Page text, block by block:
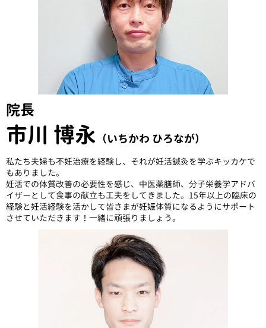
院長
市川 博永 （いちかわ ひろなが）
私たち夫婦も不妊治療を経験し、それが妊活鍼灸を学ぶキッカケで
もありました。
妊活での体質改善の必要性を感じ、中医薬膳師、分子栄養学アドバ
イザーとして食事の献立も工夫をしてきました。15年以上の臨床の
経験と妊活経験を活かして皆さまが妊娠体質になるようにサポート
させていただきます！一緒に頑張りましょう。